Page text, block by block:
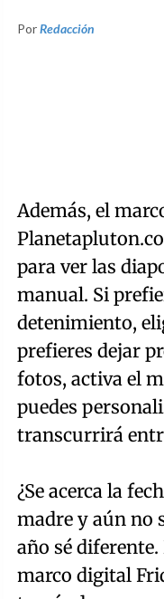
PorRedacción
Además, el
para ver las
manual. Si
detenimiento,
prefieres dejar
fotos, activa el
puedes
transcurrirá
¿Se acerca la
madre y aún no
año sé
marco digital